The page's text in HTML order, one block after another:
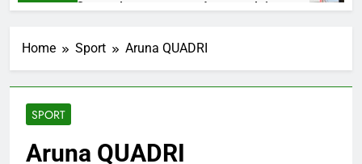
SHAARKO, un talent, une pensée congolaise.
Home Sport Aruna QUADRI
SPORT
Aruna QUADRI